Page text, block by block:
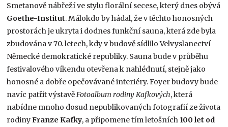
Smetanově nábřeží ve stylu florální secese, který dnes obývá
Goethe-Institut. Málokdo by hádal, že v těchto honosných
prostorách je ukryta i dodnes funkční sauna, která zde byla
zbudována v 70. letech, kdy v budově sídlilo Velvyslanectví
Německé demokratické republiky. Sauna bude v průběhu
festivalového víkendu otevřena k nahlédnutí, stejně jako
honosné a dobře opečovávané interiéry. Foyer budovy bude
navíc patřit výstavěFotoalbum rodiny Kafkových, která
nabídne mnoho dosud nepublikovaných fotografií ze života
rodinyFranze Kafky, a připomene tím letošních 100 let od